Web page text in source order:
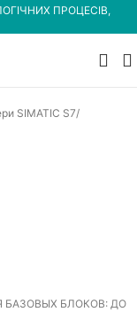
ПРОЦЕСІВ,
SIMATIC S7
БАЗОВЫХ БЛОКОВ: ДО